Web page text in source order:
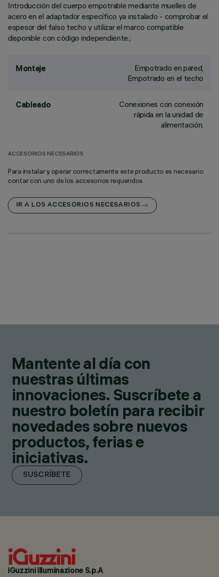
Introducción del cuerpo empotrable mediante muelles de
acero en el adaptador específico ya instalado - comprobar el
espesor del falso techo y utilizar el marco compatible
disponible con código independiente.;
Montaje
Empotrado en pared,
Empotrado en el techo
Cableado
Conexiones con conexión
rápida en la unidad de
alimentación.
ACCESORIOS NECESARIOS
Para instalar y operar correctamente este producto es necesario
contar con uno de los accesorios requeridos
IR A LOS ACCESORIOS NECESARIOS
Mantente al día con
nuestras últimas
innovaciones. Suscríbete a
nuestro boletín para recibir
novedades sobre nuevos
productos, ferias e
iniciativas.
SUSCRÍBETE
iGuzzini illuminazione S.p.A